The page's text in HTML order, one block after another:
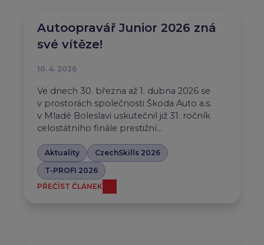
Autoopravář Junior 2026 zná
své vítěze!
10. 4. 2026
Ve dnech 30. března až 1. dubna 2026 se
v prostorách společnosti Škoda Auto a.s.
v Mladé Boleslavi uskutečnil již 31. ročník
celostátního finále prestižní…
Aktuality
CzechSkills 2026
T-PROFI 2026
PŘEČÍST ČLÁNEK